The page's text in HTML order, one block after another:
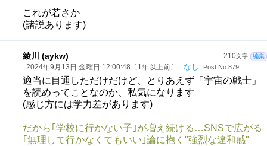
これが若さか
(諸説あります)
210文字 編集
綾川 (aykw)
2024年9月13日 金曜日 12:00:48〔1年以上前〕 なし Post No.879
適当に目通しただけだけど、とりあえず「宇宙の戦士」
を読めってことなのか、私気になります
(感じ方には学力差があります)
だから｢学校に行かない子｣が増え続ける…SNSで広がる
｢無理して行かなくてもいい｣論に抱く"強烈な違和感"